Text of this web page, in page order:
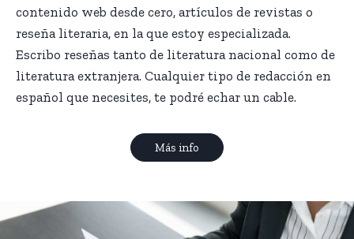
contenido web desde cero, artículos de revistas o
reseña literaria, en la que estoy especializada.
Escribo reseñas tanto de literatura nacional como de
literatura extranjera. Cualquier tipo de redacción en
español que necesites, te podré echar un cable.
Más info